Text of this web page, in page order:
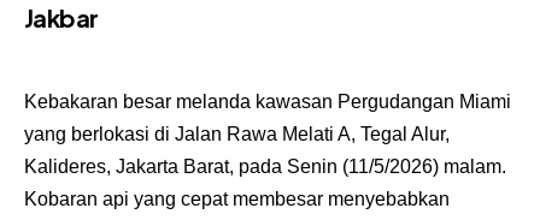
Jakbar
Kebakaran besar melanda kawasan Pergudangan Miami
yang berlokasi di Jalan Rawa Melati A, Tegal Alur,
Kalideres, Jakarta Barat, pada Senin (11/5/2026) malam.
Kobaran api yang cepat membesar menyebabkan